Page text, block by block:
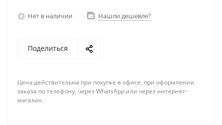
Нет в наличии Нашли дешевле?
Поделиться
Цена действительна при покупке в офисе, при оформлении
заказа по телефону, через WhatsApp или через интернет-
магазин.